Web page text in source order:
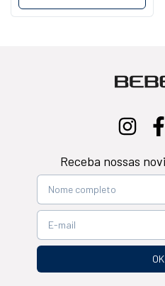
Receba nossas